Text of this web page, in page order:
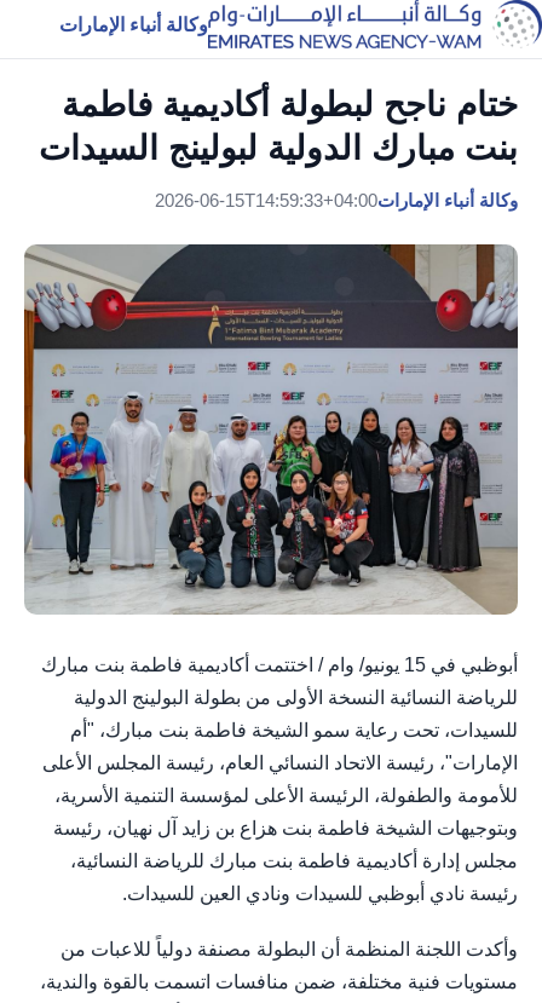
وكالة أنباء الإمارات
ختام ناجح لبطولة أكاديمية فاطمة
بنت مبارك الدولية لبولينج السيدات
وكالة أنباء الإمارات2026-06-15T14:59:33+04:00
أبوظبي في 15 يونيو/ وام / اختتمت أكاديمية فاطمة بنت مبارك
للرياضة النسائية النسخة الأولى من بطولة البولينج الدولية
للسيدات، تحت رعاية سمو الشيخة فاطمة بنت مبارك، "أم
الإمارات"، رئيسة الاتحاد النسائي العام، رئيسة المجلس الأعلى
للأمومة والطفولة، الرئيسة الأعلى لمؤسسة التنمية الأسرية،
وبتوجيهات الشيخة فاطمة بنت هزاع بن زايد آل نهيان، رئيسة
مجلس إدارة أكاديمية فاطمة بنت مبارك للرياضة النسائية،
رئيسة نادي أبوظبي للسيدات ونادي العين للسيدات.
وأكدت اللجنة المنظمة أن البطولة مصنفة دولياً للاعبات من
مستويات فنية مختلفة، ضمن منافسات اتسمت بالقوة والندية،